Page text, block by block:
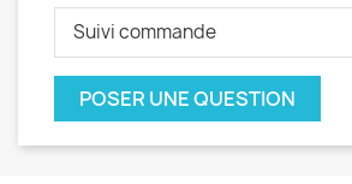
Suivi commande
POSER UNE QUESTION